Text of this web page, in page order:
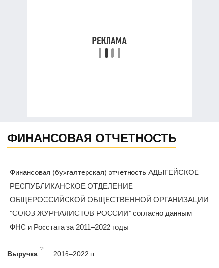
ФИНАНСОВАЯ ОТЧЕТНОСТЬ
Финансовая (бухгалтерская) отчетность АДЫГЕЙСКОЕ
РЕСПУБЛИКАНСКОЕ ОТДЕЛЕНИЕ
ОБЩЕРОССИЙСКОЙ ОБЩЕСТВЕННОЙ ОРГАНИЗАЦИИ
"СОЮЗ ЖУРНАЛИСТОВ РОССИИ" согласно данным
ФНС и Росстата за 2011–2022 годы
Выручка
?
2016–2022 гг.